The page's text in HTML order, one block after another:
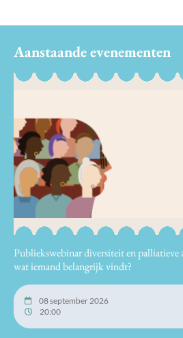
Aanstaande evenementen
Publiekswebinar diversiteit en palliatieve
wat iemand belangrijk vindt?
08 september 2026
20:00